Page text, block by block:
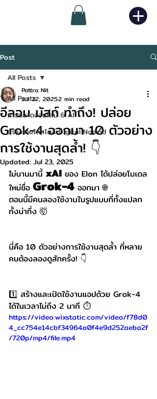
Post
All Posts
การตลาดออนไลน์ & AI
สร้างรายได้สไตล์ Digital Nomad
All Posts
อีลอน มัสก์ ทำถึง! ปล่อย
Grok-4 ออกมา 10 ตัวอย่าง
การใช้งานสุดล้ำ! 👇
Pattra Nit
Jul 22, 20252 min read
Updated: Jul 23, 2025
ไม่นานมานี้ xAI ของ Elon ได้ปล่อยโมเดล
ใหม่ชื่อ Grok-4 ออกมา 🌐
ตอนนี้มีคนลองใช้งานในรูปแบบที่ทั้งแปลก
ทั้งน่าทึ่ง 🤯
นี่คือ 10 ตัวอย่างการใช้งานสุดล้ำ ที่หลาย
คนต้องลองดูสักครั้ง! 👇
1️⃣ สร้างและเปิดใช้งานแอปด้วย Grok-4
ได้ในเวลาไม่ถึง 2 นาที ⏱️
https://video.wixstatic.com/video/f78d0
4_cc754e14cbf34964a0f4e9d252aeba2f
/720p/mp4/file.mp4